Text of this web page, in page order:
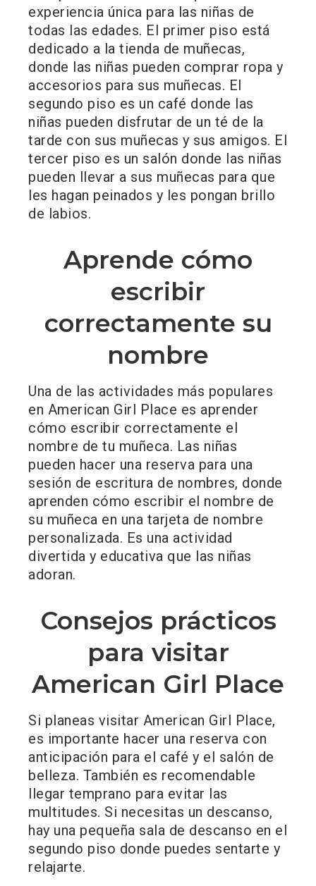
experiencia única para las niñas de
todas las edades. El primer piso está
dedicado a la tienda de muñecas,
donde las niñas pueden comprar ropa y
accesorios para sus muñecas. El
segundo piso es un café donde las
niñas pueden disfrutar de un té de la
tarde con sus muñecas y sus amigos. El
tercer piso es un salón donde las niñas
pueden llevar a sus muñecas para que
les hagan peinados y les pongan brillo
de labios.
Aprende cómo
escribir
correctamente su
nombre
Una de las actividades más populares
en American Girl Place es aprender
cómo escribir correctamente el
nombre de tu muñeca. Las niñas
pueden hacer una reserva para una
sesión de escritura de nombres, donde
aprenden cómo escribir el nombre de
su muñeca en una tarjeta de nombre
personalizada. Es una actividad
divertida y educativa que las niñas
adoran.
Consejos prácticos
para visitar
American Girl Place
Si planeas visitar American Girl Place,
es importante hacer una reserva con
anticipación para el café y el salón de
belleza. También es recomendable
llegar temprano para evitar las
multitudes. Si necesitas un descanso,
hay una pequeña sala de descanso en el
segundo piso donde puedes sentarte y
relajarte.